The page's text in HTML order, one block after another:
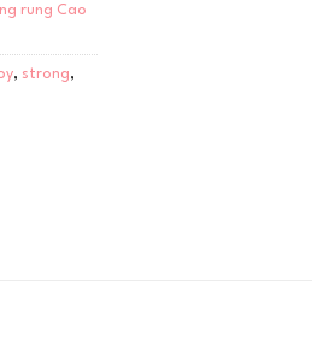
rung Cao
, strong,